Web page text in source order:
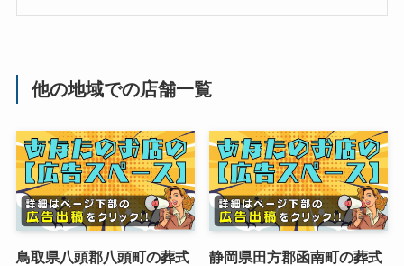
他の地域での店舗一覧
鳥取県八頭郡八頭町の葬式
静岡県田方郡函南町の葬式